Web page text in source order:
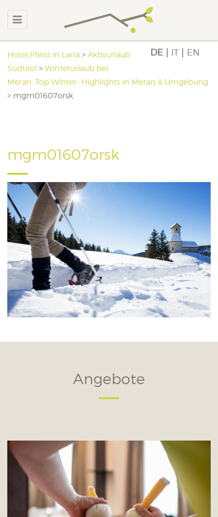
DE IT EN
Hotel Pfeiss in Lana > Aktivurlaub
Südtirol > Winterurlaub bei
Meran: Top Winter- Highlights in Meran & Umgebung
> mgm01607orsk
mgm01607orsk
Angebote